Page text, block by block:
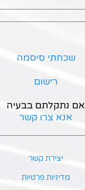
שכחתי סיסמה
רישום
אם נתקלתם בבעיה
אנא צרו קשר
יצירת קשר
מדיניות פרטיות